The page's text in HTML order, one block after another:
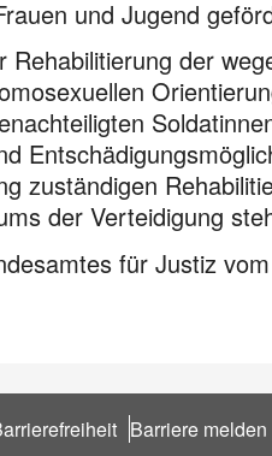
und Jugend
der
zuständigen
der Verteidigung
für Justiz
Barriere melden